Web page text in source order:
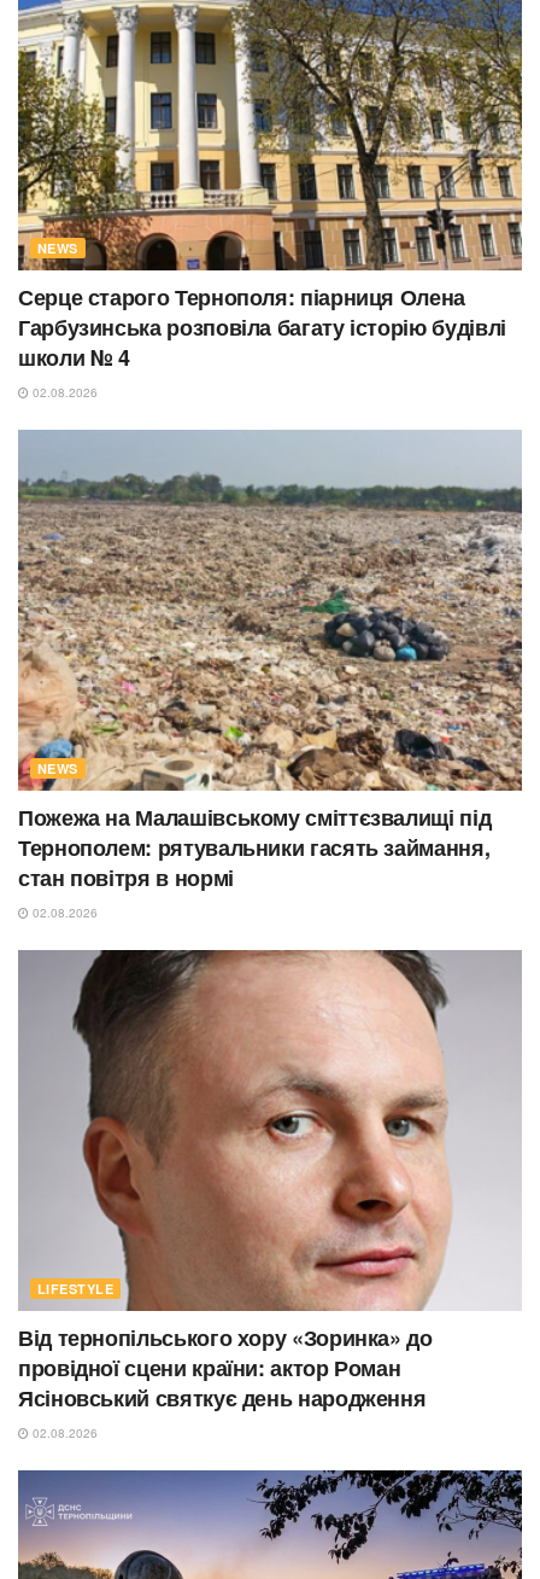
NEWS
Серце старого Тернополя: піарниця Олена
Гарбузинська розповіла багату історію будівлі
школи № 4
02.08.2026
NEWS
Пожежа на Малашівському сміттєзвалищі під
Тернополем: рятувальники гасять займання,
стан повітря в нормі
02.08.2026
LIFESTYLE
Від тернопільського хору «Зоринка» до
провідної сцени країни: актор Роман
Ясіновський святкує день народження
02.08.2026